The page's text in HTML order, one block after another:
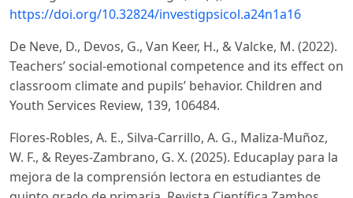
https://doi.org/10.32824/investigpsicol.a24n1a16
De Neve, D., Devos, G., Van Keer, H., & Valcke, M. (2022).
Teachers’ social-emotional competence and its effect on
classroom climate and pupils’ behavior. Children and
Youth Services Review, 139, 106484.
Flores-Robles, A. E., Silva-Carrillo, A. G., Maliza-Muñoz,
W. F., & Reyes-Zambrano, G. X. (2025). Educaplay para la
mejora de la comprensión lectora en estudiantes de